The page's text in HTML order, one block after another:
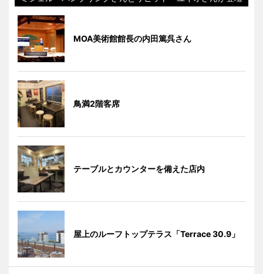
MOA美術館館長の内田篤呉さん
鳥満2階客席
テーブルとカウンターを備えた店内
屋上のルーフトップテラス「Terrace 30.9」